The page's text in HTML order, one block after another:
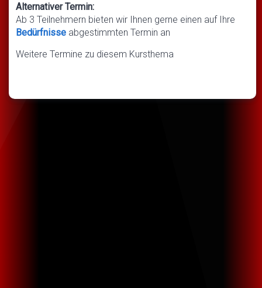
Alternativer Termin:
Ab 3 Teilnehmern bieten wir Ihnen gerne einen auf Ihre
Bedürfnisse abgestimmten Termin an
Weitere Termine zu diesem Kursthema